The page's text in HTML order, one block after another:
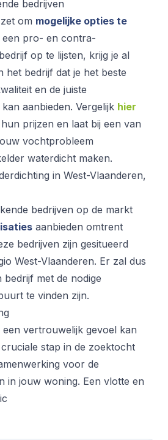
bedrijven
om mogelijke opties te
een pro- en contra-
op te lijsten, krijg je al
het bedrijf dat je het beste
en de juiste
aanbieden. Vergelijk hier
prijzen en laat bij een van
vochtprobleem
waterdicht maken.
in West-Vlaanderen,
bedrijven op de markt
aanbieden omtrent
bedrijven zijn gesitueerd
West-Vlaanderen. Er zal dus
bedrijf met de nodige
te vinden zijn.
een vertrouwelijk gevoel kan
stap in de zoektocht
voor de
in jouw woning. Een vlotte en